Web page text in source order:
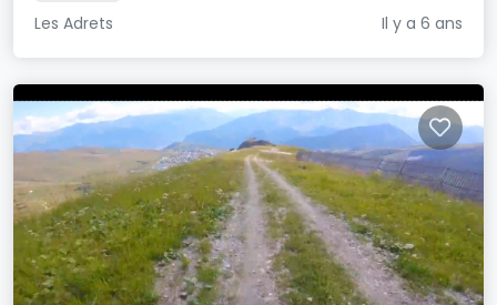
Les Adrets Il y a 6 ans